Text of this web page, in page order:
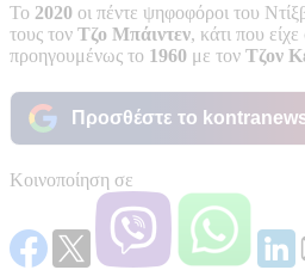
Το 2020 οι πέντε ψηφοφόροι του
τους τον Τζο Μπάιντεν, κάτι που
προηγουμένως το 1960 με τον Τζον
Προσθέστε το
Κοινοποίηση σε